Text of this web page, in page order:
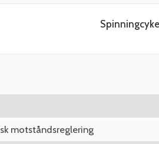
motståndsreglering